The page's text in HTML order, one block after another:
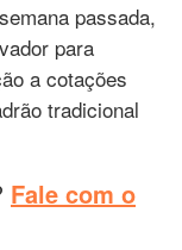
passada,
para
a cotações
tradicional
Fale com o